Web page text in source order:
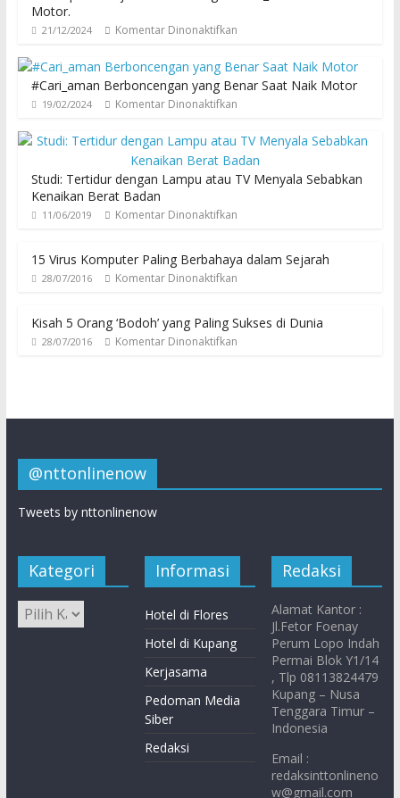
Motor.
21/12/2024 Komentar Dinonaktifkan
#Cari_aman Berboncengan yang Benar Saat Naik Motor
19/02/2024 Komentar Dinonaktifkan
Studi: Tertidur dengan Lampu atau TV Menyala Sebabkan
Kenaikan Berat Badan
11/06/2019 Komentar Dinonaktifkan
15 Virus Komputer Paling Berbahaya dalam Sejarah
28/07/2016 Komentar Dinonaktifkan
Kisah 5 Orang ‘Bodoh’ yang Paling Sukses di Dunia
28/07/2016 Komentar Dinonaktifkan
@nttonlinenow
Tweets by nttonlinenow
Kategori Informasi
Hotel di Flores
Hotel di Kupang
Kerjasama
Pedoman Media
Siber
Redaksi
Redaksi
Alamat Kantor :
Jl.Fetor Foenay
Perum Lopo Indah
Permai Blok Y1/14
, Tlp 08113824479
Kupang – Nusa
Tenggara Timur –
Indonesia
Email :
redaksinttonlineno
w@gmail.com